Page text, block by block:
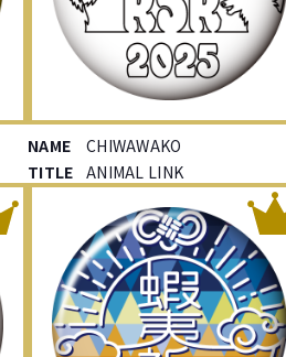
NAME
CHIWAWAKO
TITLE ANIMAL LINK